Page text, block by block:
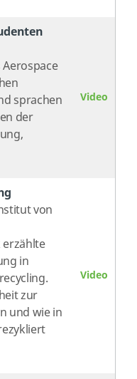
sprachen
der
Video
von
in
zur
und wie in
Video